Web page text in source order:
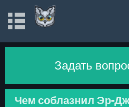
Задать
Чем соблазнил Эр-